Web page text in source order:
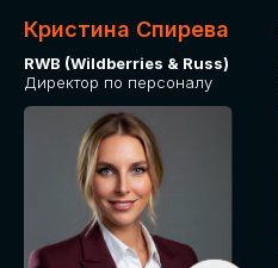
Кристина Спирева
RWB (Wildberries & Russ)
Директор по персоналу